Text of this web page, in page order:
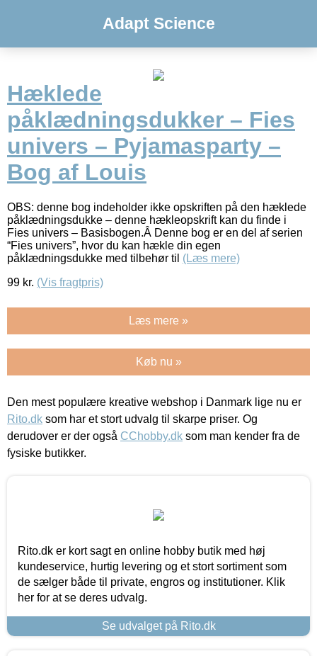
Adapt Science
Hæklede
påklædningsdukker – Fies
univers – Pyjamasparty –
Bog af Louis
OBS: denne bog indeholder ikke opskriften på den hæklede
påklædningsdukke – denne hækleopskrift kan du finde i
Fies univers – Basisbogen.Â Denne bog er en del af serien
“Fies univers”, hvor du kan hækle din egen
påklædningsdukke med tilbehør til (Læs mere)
99 kr. (Vis fragtpris)
Læs mere »
Køb nu »
Den mest populære kreative webshop i Danmark lige nu er
Rito.dk som har et stort udvalg til skarpe priser. Og
derudover er der også CChobby.dk som man kender fra de
fysiske butikker.
Rito.dk er kort sagt en online hobby butik med høj
kundeservice, hurtig levering og et stort sortiment som
de sælger både til private, engros og institutioner. Klik
her for at se deres udvalg.
Se udvalget på Rito.dk